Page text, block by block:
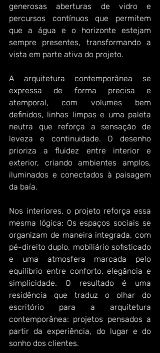
generosas aberturas de vidro e
percursos contínuos que permitem
que a água e o horizonte estejam
sempre presentes, transformando a
vista em parte ativa do projeto.
A arquitetura contemporânea se
expressa de forma precisa e
atemporal, com volumes bem
definidos, linhas limpas e uma paleta
neutra que reforça a sensação de
leveza e continuidade. O desenho
prioriza a fluidez entre interior e
exterior, criando ambientes amplos,
iluminados e conectados à paisagem
da baía.
Nos interiores, o projeto reforça essa
mesma lógica: Os espaços sociais se
organizam de maneira integrada, com
pé-direito duplo, mobiliário sofisticado
e uma atmosfera marcada pelo
equilíbrio entre conforto, elegância e
simplicidade. O resultado é uma
residência que traduz o olhar do
escritório para a arquitetura
contemporânea: projetos pensados a
partir da experiência, do lugar e do
sonho dos clientes.